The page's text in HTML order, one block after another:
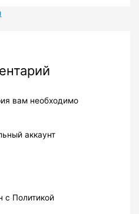
вам необходимо
аккаунт
с Политикой